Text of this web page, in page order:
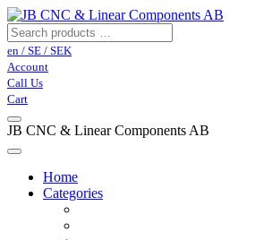
en / SE / SEK
Account
Call Us
Cart
JB CNC & Linear Components AB
Home
Categories